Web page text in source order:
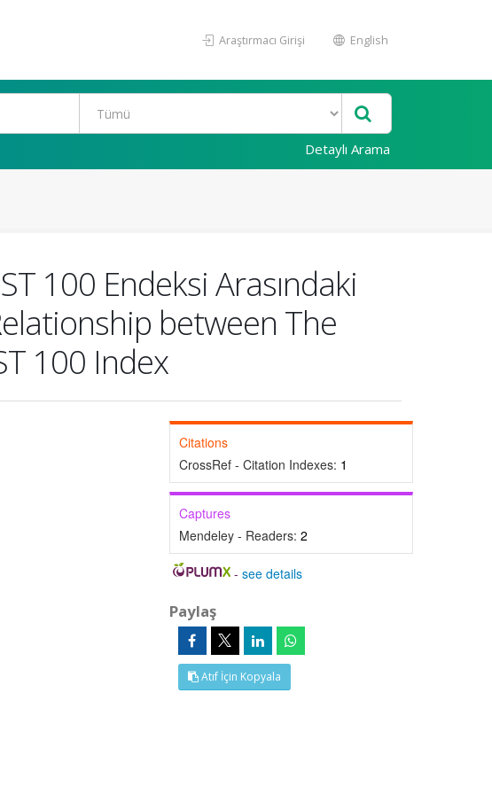
Araştırmacı Girişi English
Detaylı Arama
100 Endeksi Arasındaki
between The
100 Index
Citations
CrossRef - Citation Indexes: 1
Captures
Mendeley - Readers: 2
-see details
Paylaş
Atıf İçin Kopyala